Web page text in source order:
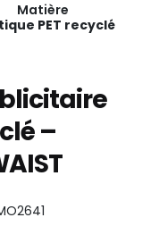
Matière
PET recyclé
–